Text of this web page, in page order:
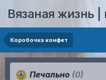
Вязаная жизнь |
Коробочка конфет
Печально (0)